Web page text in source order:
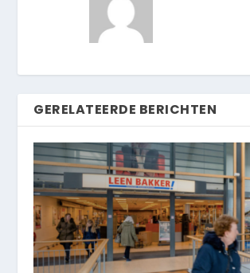
GERELATEERDE BERICHTEN